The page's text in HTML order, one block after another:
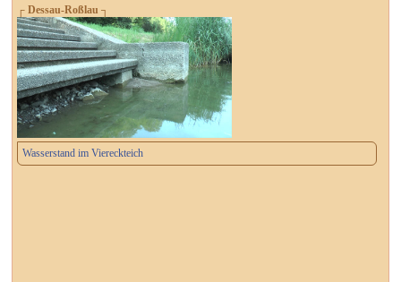
┌ Dessau-Roßlau ┐
Wasserstand im Viereckteich